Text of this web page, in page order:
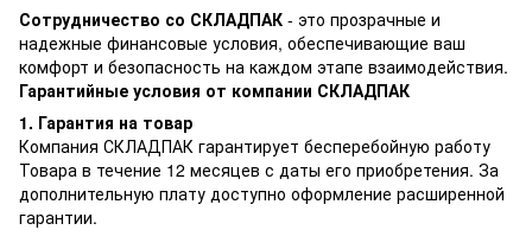
Сотрудничество со СКЛАДПАК - это прозрачные и
надежные финансовые условия, обеспечивающие ваш
комфорт и безопасность на каждом этапе взаимодействия.
Гарантийные условия от компании СКЛАДПАК
1. Гарантия на товар
Компания СКЛАДПАК гарантирует бесперебойную работу
Товара в течение 12 месяцев с даты его приобретения. За
дополнительную плату доступно оформление расширенной
гарантии.